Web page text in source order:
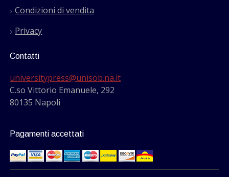
Condizioni di vendita
Privacy
Contatti
universitypress@unisob.na.it
C.so Vittorio Emanuele, 292
80135 Napoli
Pagamenti accettati